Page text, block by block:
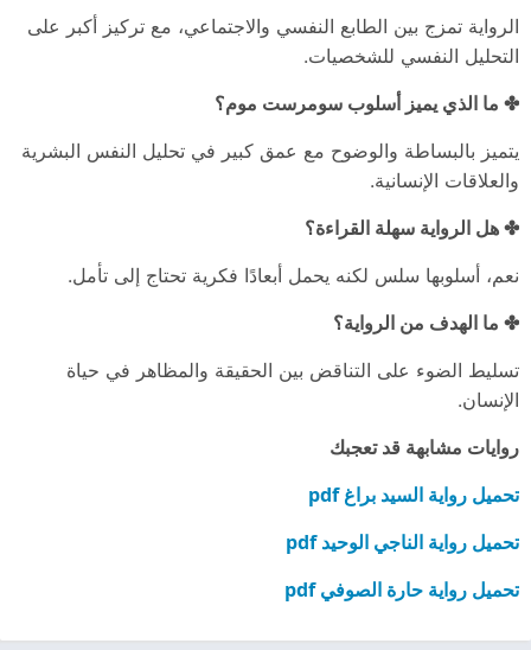
الرواية تمزج بين الطابع النفسي والاجتماعي، مع تركيز أكبر على
التحليل النفسي للشخصيات.
✤ ما الذي يميز أسلوب سومرست موم؟
يتميز بالبساطة والوضوح مع عمق كبير في تحليل النفس البشرية
والعلاقات الإنسانية.
✤ هل الرواية سهلة القراءة؟
نعم، أسلوبها سلس لكنه يحمل أبعادًا فكرية تحتاج إلى تأمل.
✤ ما الهدف من الرواية؟
تسليط الضوء على التناقض بين الحقيقة والمظاهر في حياة
الإنسان.
روايات مشابهة قد تعجبك
تحميل رواية السيد براغ pdf
تحميل رواية الناجي الوحيد pdf
تحميل رواية حارة الصوفي pdf